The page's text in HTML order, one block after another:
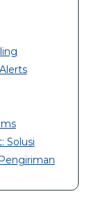
Solusi